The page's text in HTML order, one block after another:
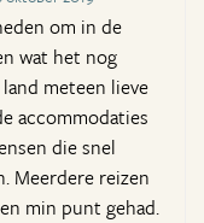
om in de
wat het nog
meteen lieve
accommodaties
die snel
Meerdere reizen
min punt gehad.